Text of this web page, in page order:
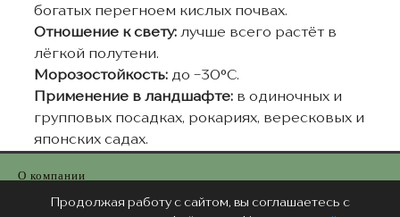
богатых перегноем кислых почвах.
Отношение к свету:лучше всего растёт в
лёгкой полутени.
Морозостойкость:до -30°C.
Применение в ландшафте:в одиночных и
групповых посадках, рокариях, вересковых и
японских садах.
О компании
Информация для оптовиков
Продолжая работу с сайтом, вы соглашаетесь с